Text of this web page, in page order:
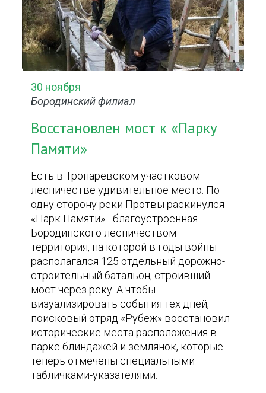
30 ноября
Бородинский филиал
Восстановлен мост к «Парку
Памяти»
Есть в Тропаревском участковом
лесничестве удивительное место. По
одну сторону реки Протвы раскинулся
«Парк Памяти» - благоустроенная
Бородинского лесничеством
территория, на которой в годы войны
располагался 125 отдельный дорожно-
строительный батальон, строивший
мост через реку. А чтобы
визуализировать события тех дней,
поисковый отряд «Рубеж» восстановил
исторические места расположения в
парке блиндажей и землянок, которые
теперь отмечены специальными
табличками-указателями.